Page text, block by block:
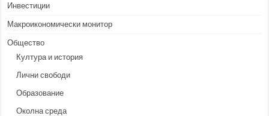
Инвестиции
Макроикономически монитор
Общество
Култура и история
Лични свободи
Образование
Околна среда